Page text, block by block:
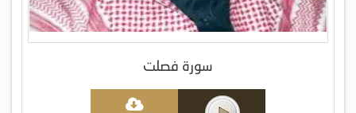
سورة فصلت